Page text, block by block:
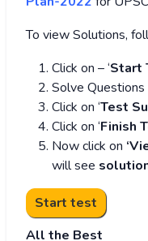
To view Solutions,
Click on – ‘Start
Solve Questions
Click on ‘Test
Click on ‘Finish
Now click on
will see
All the Best